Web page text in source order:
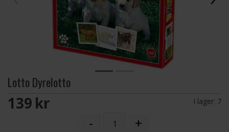
Lotto Dyrelotto
139 SEK I lager: 7
- +